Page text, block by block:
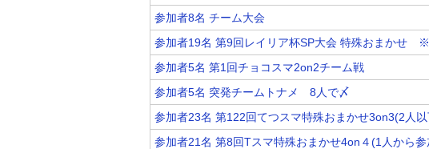
参加者8名 チーム大会
参加者19名 第9回レイリア杯SP大会 特殊おまかせ
参加者5名 第1回チョコスマ2on2チーム戦
参加者5名 突発チームトナメ 8人で〆
参加者23名 第122回てつスマ特殊おまかせ3on3(2人
参加者21名 第8回Tスマ特殊おまかせ4on４(1人から参